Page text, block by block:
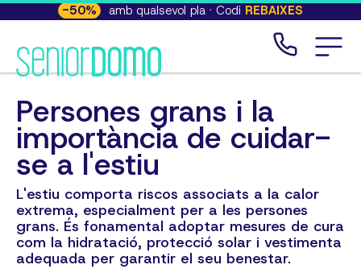
-50% amb qualsevol pla · Codi REBAIXES
Persones grans i la
importància de cuidar-
se a l'estiu
L'estiu comporta riscos associats a la calor
extrema, especialment per a les persones
grans. És fonamental adoptar mesures de cura
com la hidratació, protecció solar i vestimenta
adequada per garantir el seu benestar.